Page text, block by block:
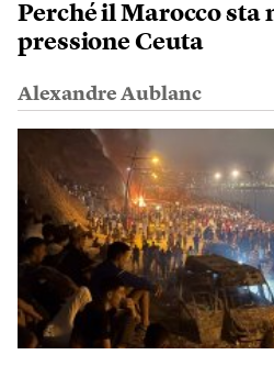
Perché il Marocco sta
pressione Ceuta
Alexandre Aublanc